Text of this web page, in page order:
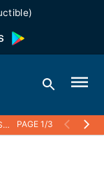
❯
PAGE 1/3